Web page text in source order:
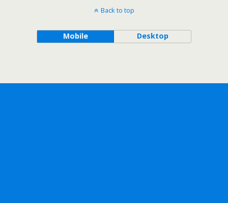
Back to top
Mobile Desktop